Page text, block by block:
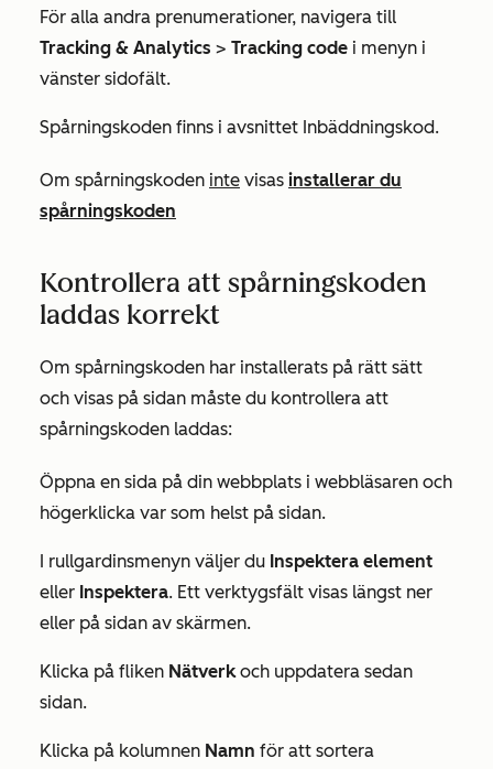
För alla andra prenumerationer, navigera till
Tracking & Analytics > Tracking code i menyn i
vänster sidofält.
Spårningskoden finns i avsnittet Inbäddningskod.
Om spårningskoden inte visas installerar du
spårningskoden
Kontrollera att spårningskoden
laddas korrekt
Om spårningskoden har installerats på rätt sätt
och visas på sidan måste du kontrollera att
spårningskoden laddas:
Öppna en sida på din webbplats i webbläsaren och
högerklicka var som helst på sidan.
I rullgardinsmenyn väljer du Inspektera element
eller Inspektera. Ett verktygsfält visas längst ner
eller på sidan av skärmen.
Klicka på fliken Nätverkoch uppdatera sedan
sidan.
Klicka på kolumnen Namn för att sortera